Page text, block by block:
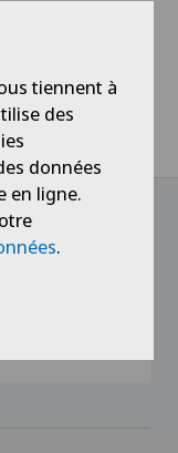
À propos
tiennent à
des
données
en ligne.
.